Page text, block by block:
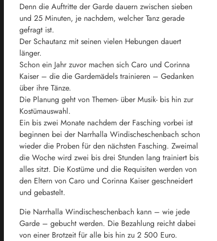
Denn die Auftritte der Garde dauern zwischen sieben
und 25 Minuten, je nachdem, welcher Tanz gerade
gefragt ist.
Der Schautanz mit seinen vielen Hebungen dauert
länger.
Schon ein Jahr zuvor machen sich Caro und Corinna
Kaiser – die die Gardemädels trainieren – Gedanken
über ihre Tänze.
Die Planung geht von Themen- über Musik- bis hin zur
Kostümauswahl.
Ein bis zwei Monate nachdem der Fasching vorbei ist
beginnen bei der Narrhalla Windischeschenbach schon
wieder die Proben für den nächsten Fasching. Zweimal
die Woche wird zwei bis drei Stunden lang trainiert bis
alles sitzt. Die Kostüme und die Requisiten werden von
den Eltern von Caro und Corinna Kaiser geschneidert
und gebastelt.
Die Narrhalla Windischeschenbach kann – wie jede
Garde – gebucht werden. Die Bezahlung reicht dabei
von einer Brotzeit für alle bis hin zu 2 500 Euro.